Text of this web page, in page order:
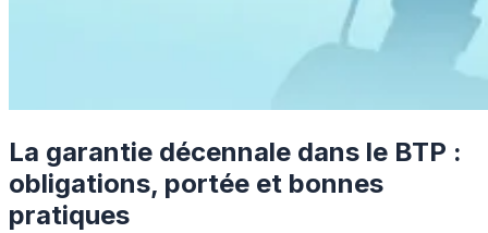
La garantie décennale dans le BTP :
obligations, portée et bonnes
pratiques